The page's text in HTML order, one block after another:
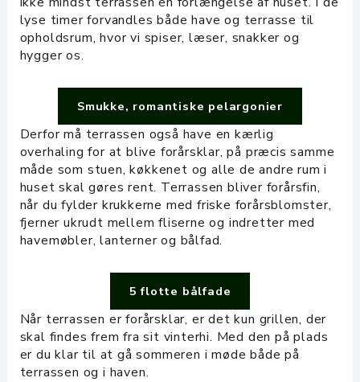
lyse timer forvandles både have og terrasse til
opholdsrum, hvor vi spiser, læser, snakker og
hygger os.
Smukke, romantiske pelargonier
Derfor må terrassen også have en kærlig
overhaling for at blive forårsklar, på præcis samme
måde som stuen, køkkenet og alle de andre rum i
huset skal gøres rent. Terrassen bliver forårsfin,
når du fylder krukkerne med friske forårsblomster,
fjerner ukrudt mellem fliserne og indretter med
havemøbler, lanterner og bålfad.
5 flotte bålfade
Når terrassen er forårsklar, er det kun grillen, der
skal findes frem fra sit vinterhi. Med den på plads
er du klar til at gå sommeren i møde både på
terrassen og i haven.